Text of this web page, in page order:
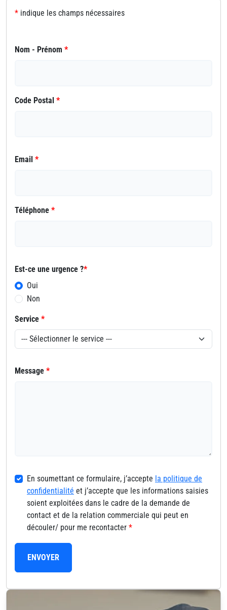
* indique les champs nécessaires
Nom - Prénom *
Code Postal *
Email *
Téléphone *
Est-ce une urgence ?*
Oui
Non
Service *
Message *
En soumettant ce formulaire, j’accepte la politique de
confidentialité et j’accepte que les informations saisies
soient exploitées dans le cadre de la demande de
contact et de la relation commerciale qui peut en
découler/ pour me recontacter *
ENVOYER